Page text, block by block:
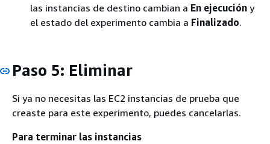
las instancias de destino cambian a En ejecución y
el estado del experimento cambia a Finalizado.
Paso 5: Eliminar
Si ya no necesitas las EC2 instancias de prueba que
creaste para este experimento, puedes cancelarlas.
Para terminar las instancias